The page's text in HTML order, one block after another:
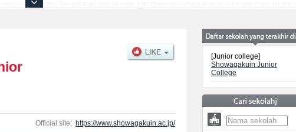
per fakultas seperti Fakultas Human Life DepartmentatauFakultas Health Care Nutrition
Official site: https://www.showagakuin.ac.jp/
[Junior college]
Showagakuin Junior
College